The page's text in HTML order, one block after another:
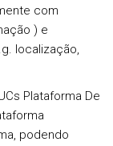
com
) e
localização,
Plataforma De
podendo